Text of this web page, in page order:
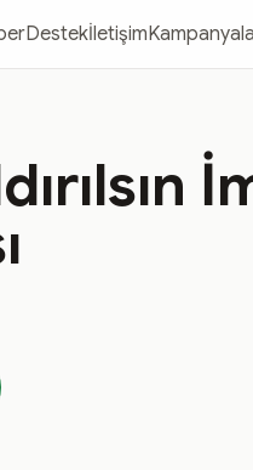
Destekİletişim